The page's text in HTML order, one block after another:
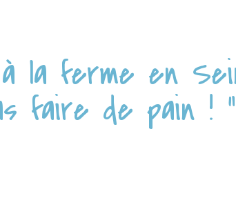
la ferme en
faire de pain ! "